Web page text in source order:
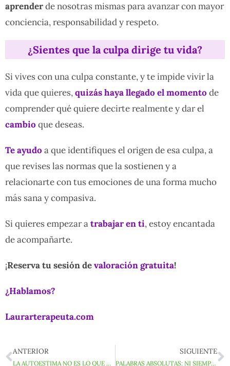
aprenderde nosotras mismas para avanzar con mayor
conciencia, responsabilidad y respeto.
¿Sientes que la culpa dirige tu vida?
Si vives con una culpa constante, y te impide vivir la
vida que quieres,quizás haya llegado el momento de
comprender qué quiere decirte realmente y dar el
cambio que deseas.
Te ayudo a que identifiques el origen de esa culpa, a
que revises las normas que la sostienen y a
relacionarte con tus emociones de una forma mucho
más sana y compasiva.
Si quieres empezar atrabajar en ti, estoy encantada
de acompañarte.
¡Reserva tu sesión devaloración gratuita!
¿Hablamos?
Laurarterapeuta.com
Ant
ANTERIOR
LA AUTOESTIMA NO ES LO QUE CREES
SIGUIENTE
PALABRAS ABSOLUTAS: NI SIEMPRE ES NUNCA, NI NADA ES TODO